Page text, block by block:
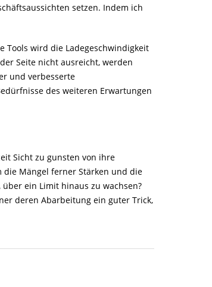
setzen. Indem ich
wird die Ladegeschwindigkeit
Seite nicht ausreicht, werden
und verbesserte
des weiteren Erwartungen
Sicht zu gunsten von ihre
Mängel ferner Stärken und die
ein Limit hinaus zu wachsen?
deren Abarbeitung ein guter Trick,